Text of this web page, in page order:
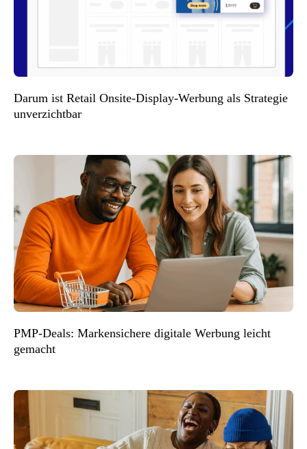
Darum ist Retail Onsite-Display-Werbung als Strategie
unverzichtbar
PMP-Deals: Markensichere digitale Werbung leicht
gemacht